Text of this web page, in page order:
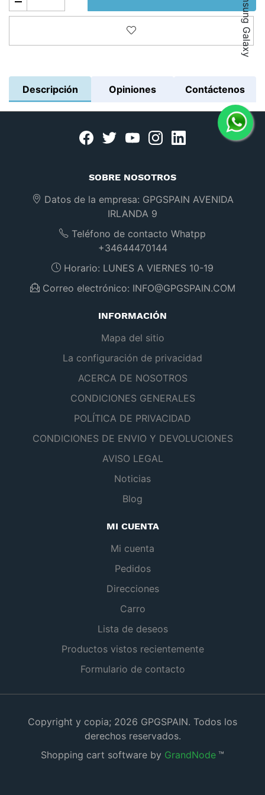
Añadir a la lista de deseos
Descripción Opiniones Contáctenos
Facebook
twitteryoutubeinstagram
SOBRE NOSOTROS
Datos de la empresa: GPGSPAIN AVENIDA
IRLANDA 9
Teléfono de contacto Whatpp
+34644470144
Horario: LUNES A VIERNES 10-19
Correo electrónico: INFO@GPGSPAIN.COM
INFORMACIÓN
Mapa del sitio
La configuración de privacidad
ACERCA DE NOSOTROS
CONDICIONES GENERALES
POLÍTICA DE PRIVACIDAD
CONDICIONES DE ENVIO Y DEVOLUCIONES
AVISO LEGAL
Noticias
Blog
MI CUENTA
Mi cuenta
Pedidos
Direcciones
Carro
Lista de deseos
Productos vistos recientemente
Formulario de contacto
Copyright y copia; 2026 GPGSPAIN. Todos los
derechos reservados.
Shopping cart software by GrandNode ™